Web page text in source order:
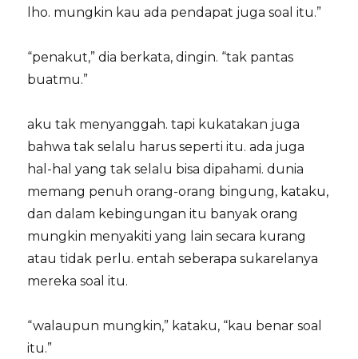
lho. mungkin kau ada pendapat juga soal itu.”
“penakut,” dia berkata, dingin. “tak pantas
buatmu.”
aku tak menyanggah. tapi kukatakan juga
bahwa tak selalu harus seperti itu. ada juga
hal-hal yang tak selalu bisa dipahami. dunia
memang penuh orang-orang bingung, kataku,
dan dalam kebingungan itu banyak orang
mungkin menyakiti yang lain secara kurang
atau tidak perlu. entah seberapa sukarelanya
mereka soal itu.
“walaupun mungkin,” kataku, “kau benar soal
itu.”